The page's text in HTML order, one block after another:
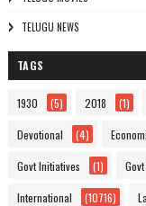
TELUGU NEWS
TAGS
1930 (5) 2018 (1)
Devotional (4)
Govt Initiatives (1)
International (10716)